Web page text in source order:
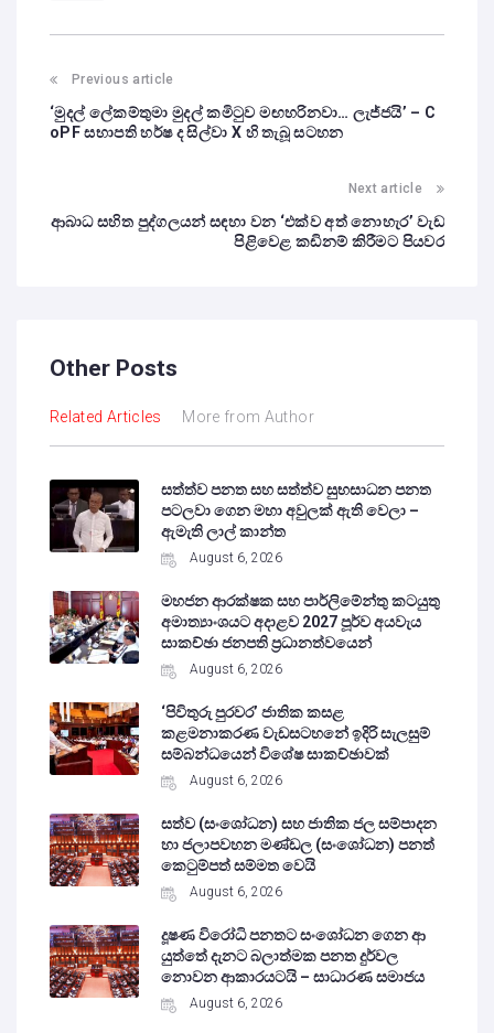
Previous article
‘මුදල් ලේකම්තුමා මුදල් කමිටුව මඟහරිනවා… ලැජ්ජයි’ – C
oPF සභාපති හර්ෂ ද සිල්වා X හි තැබූ සටහන
Next article
ආබාධ සහිත පුද්ගලයන් සඳහා වන ‘එක්ව අත් නොහැර’ වැඩ
පිළිවෙළ කඩිනම් කිරීමට පියවර
Other Posts
Related Articles More from Author
සත්ත්ව පනත සහ සත්ත්ව සුභසාධන පනත
පටලවා ගෙන මහා අවුලක් ඇති වෙලා –
ඇමැති ලාල් කාන්ත
August 6, 2026
මහජන ආරක්ෂක සහ පාර්ලිමේන්තු කටයුතු
අමාත්‍යාංශයට අදාළව 2027 පූර්ව අයවැය
සාකච්ඡා ජනපති ප්‍රධානත්වයෙන්
August 6, 2026
‘පිවිතුරු පුරවර’ ජාතික කසළ
කළමනාකරණ වැඩසටහනේ ඉදිරි සැලසුම්
සම්බන්ධයෙන් විශේෂ සාකච්ඡාවක්
August 6, 2026
සත්ව (සංශෝධන) සහ ජාතික ජල සම්පාදන
හා ජලාපවහන මණ්ඩල (සංශෝධන) පනත්
කෙටුම්පත් සම්මත වෙයි
August 6, 2026
දූෂණ විරෝධි පනතට සංශෝධන ගෙන ආ
යුත්තේ දැනට බලාත්මක පනත දුර්වල
නොවන ආකාරයටයි – සාධාරණ සමාජය
August 6, 2026